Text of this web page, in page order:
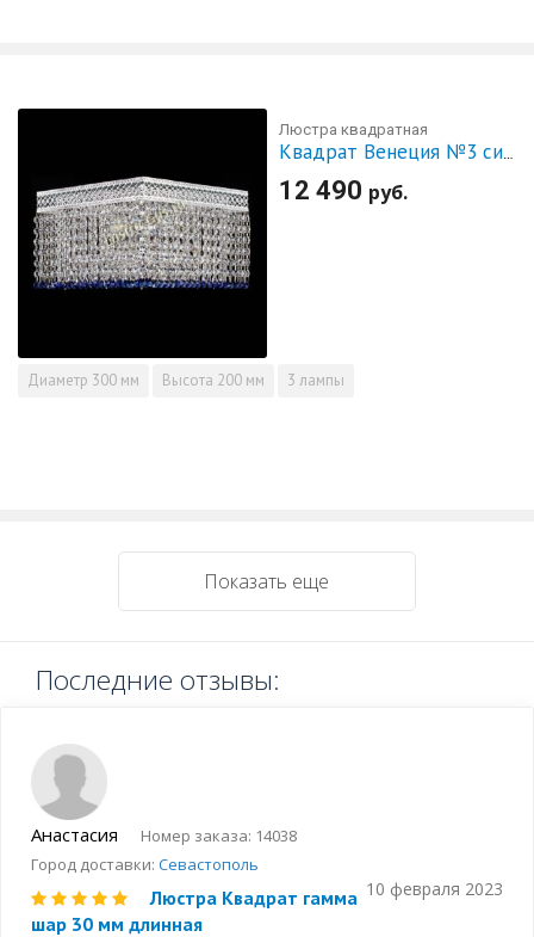
Люстра квадратная
Квадрат Венеция №3 синяя
12 490 руб.
Диаметр 300 мм Высота 200 мм 3 лампы
Показать еще
Последние отзывы:
Анастасия
Номер заказа: 14038
Город доставки: Севастополь
10 февраля 2023
Люстра Квадрат гамма
шар 30 мм длинная